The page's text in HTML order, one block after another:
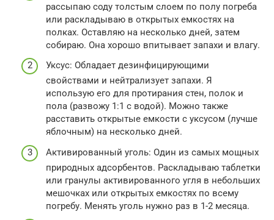
рассыпаю соду толстым слоем по полу погреба
или раскладываю в открытых емкостях на
полках. Оставляю на несколько дней, затем
собираю. Она хорошо впитывает запахи и влагу.
Уксус: Обладает дезинфицирующими
свойствами и нейтрализует запахи. Я
использую его для протирания стен, полок и
пола (развожу 1:1 с водой). Можно также
расставить открытые емкости с уксусом (лучше
яблочным) на несколько дней.
Активированный уголь: Один из самых мощных
природных адсорбентов. Раскладываю таблетки
или гранулы активированного угля в небольших
мешочках или открытых емкостях по всему
погребу. Менять уголь нужно раз в 1-2 месяца.